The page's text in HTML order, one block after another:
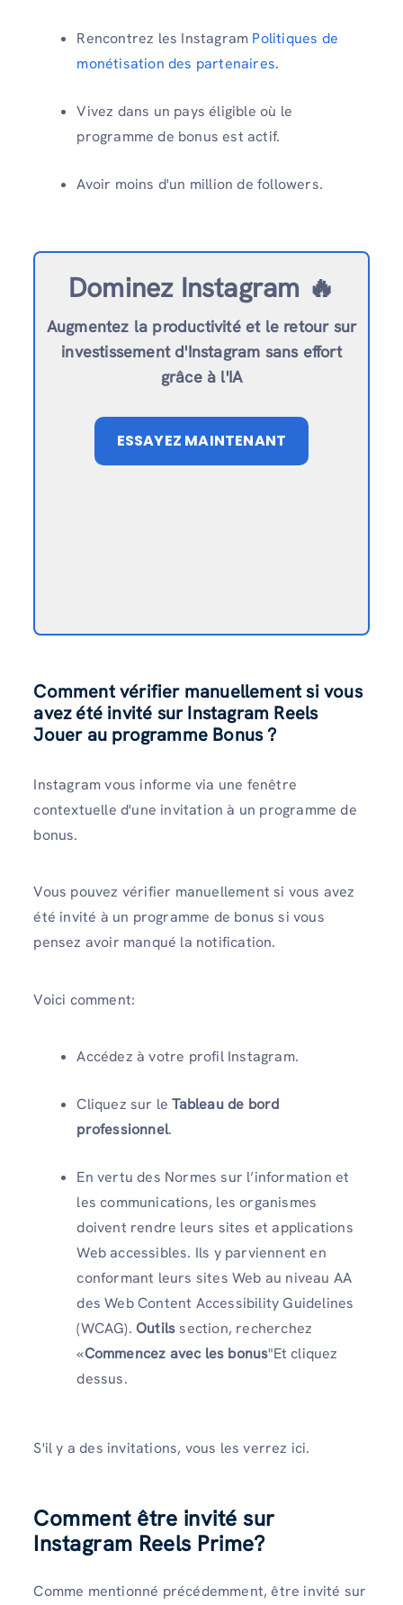
Rencontrez les Instagram Politiques de
monétisation des partenaires.
Vivez dans un pays éligible où le
programme de bonus est actif.
Avoir moins d'un million de followers.
Dominez Instagram 🔥
Augmentez la productivité et le retour sur
investissement d'Instagram sans effort
grâce à l'IA
ESSAYEZ MAINTENANT
Comment vérifier manuellement si vous
avez été invité sur Instagram Reels
Jouer au programme Bonus ?
Instagram vous informe via une fenêtre
contextuelle d'une invitation à un programme de
bonus.
Vous pouvez vérifier manuellement si vous avez
été invité à un programme de bonus si vous
pensez avoir manqué la notification.
Voici comment:
Accédez à votre profil Instagram.
Cliquez sur leTableau de bord
professionnel.
En vertu des Normes sur l’information et
les communications, les organismes
doivent rendre leurs sites et applications
Web accessibles. Ils y parviennent en
conformant leurs sites Web au niveau AA
des Web Content Accessibility Guidelines
(WCAG). Outilssection, recherchez
«Commencez avec les bonus"Et cliquez
dessus.
S'il y a des invitations, vous les verrez ici.
Comment être invité sur
Instagram Reels Prime?
Comme mentionné précédemment, être invité sur